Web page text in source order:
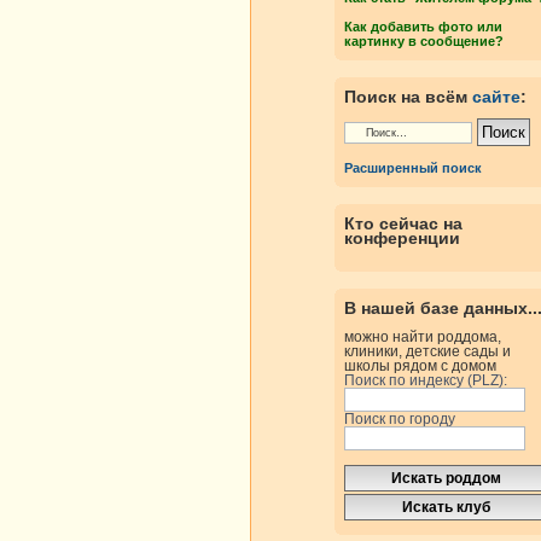
Как добавить фото или
картинку в сообщение?
Поиск на всём сайте:
Расширенный поиск
Кто сейчас на
конференции
В нашей базе данных...
можно найти роддома,
клиники, детские сады и
школы рядом с домом
Поиск по индексу (PLZ):
Поиск по городу